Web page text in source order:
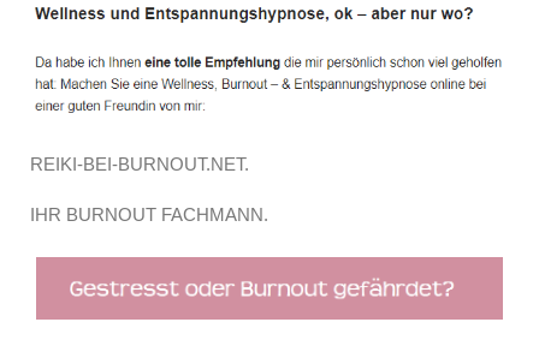
REIKI-BEI-BURNOUT.NET.
IHR BURNOUT FACHMANN.